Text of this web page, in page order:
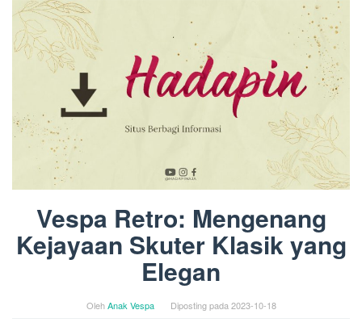
Vespa Retro: Mengenang
Kejayaan Skuter Klasik yang
Elegan
OlehAnak Vespa Diposting pada 2023-10-18